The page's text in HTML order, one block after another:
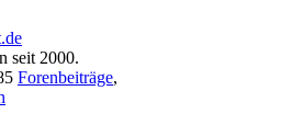
seit 2000.
Forenbeiträge,